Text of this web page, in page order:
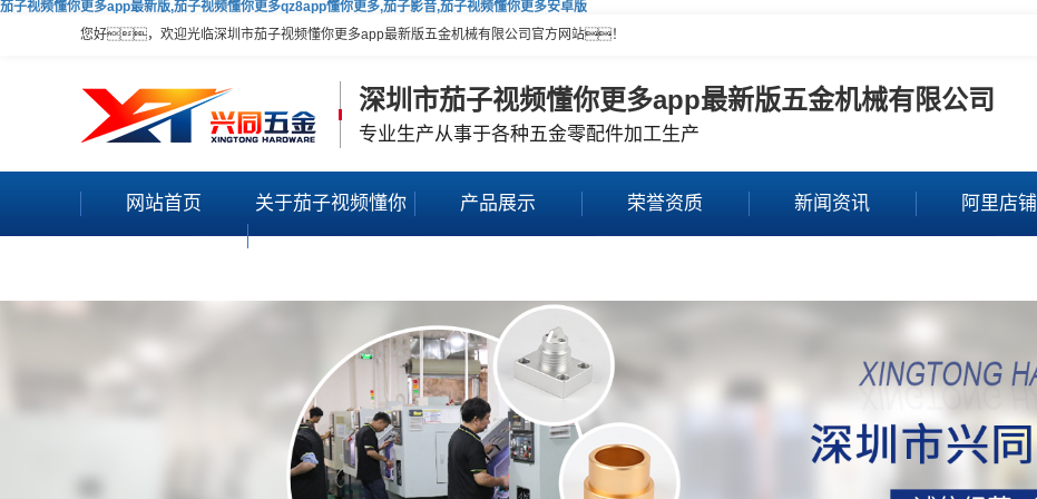
茄子视频懂你更多app最新版,茄子视频懂你更多qz8app懂你更多,茄子影音,茄子视频懂你更多安卓版
您好，欢迎光临深圳市茄子视频懂你更多app最新版五金机械有限公司官方网站！
深圳市茄子视频懂你更多app最新版五金机械有限公司
专业生产从事于各种五金零配件加工生产
网站首页 关于茄子视频懂你 产品展示 荣誉资质 新闻资讯 阿里店铺